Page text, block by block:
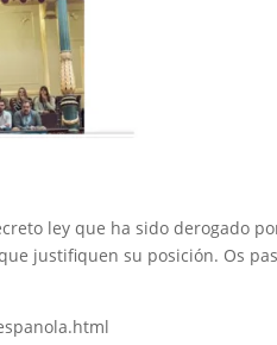
ley que ha sido derogado
justifiquen su posición. Os